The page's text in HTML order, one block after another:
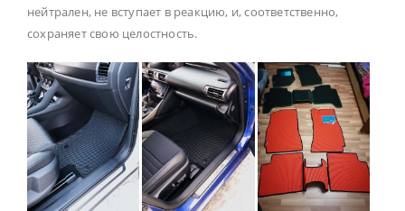
нейтрален, не вступает в реакцию, и, соответственно,
сохраняет свою целостность.